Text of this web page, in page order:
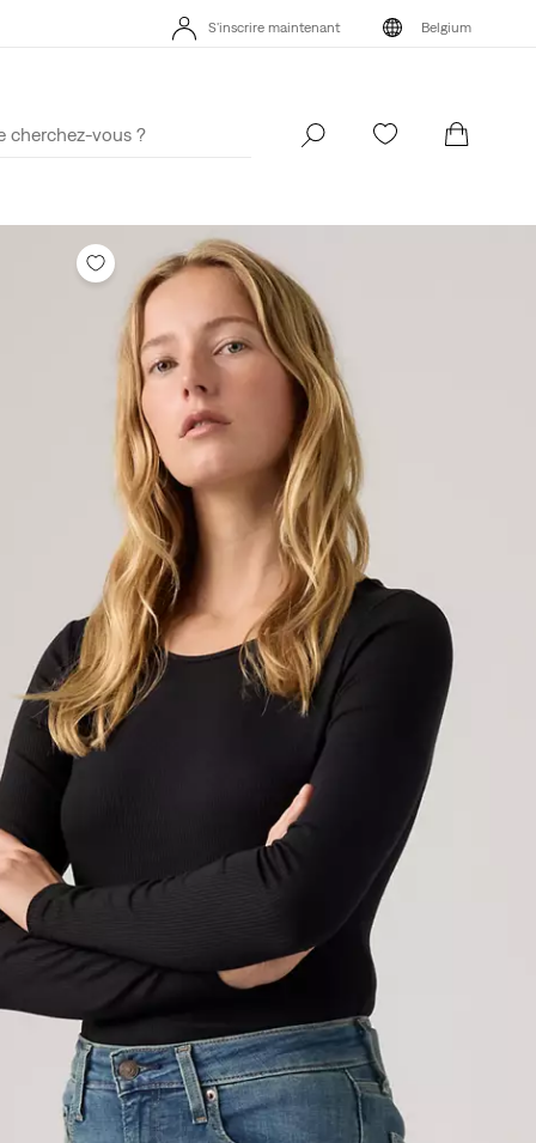
Politique de livraison et de retours MISE À JOURDétails
S'inscrire maintenant Belgium
Politique de livraison et de retours MISE À JOUR Détails
S'inscrire maintenant